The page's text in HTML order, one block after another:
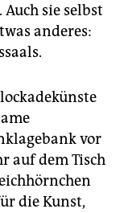
sie selbst
anderes:
vor
auf dem Tisch
die Kunst,